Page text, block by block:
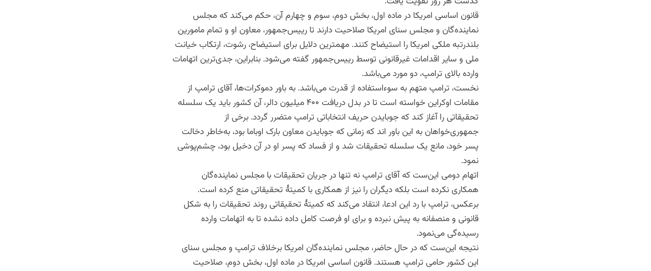
قانون اساسی امریکا در ماده اول، بخش دوم، سوم و چهارم آن، حکم می‌کند که مجلس
نماینده‌گان و مجلس سنای امریکا صلاحیت دارند تا رییس‌جمهور، معاون او و تمام مامورین
بلندرتبه ملکی امریکا را استیضاح کنند. مهمترین دلایل برای استیضاح، رشوت، ارتکاب خیانت
ملی و سایر اقدامات غیرقانونی توسط رییس‌جمهور گفته می‌شود. بنابراین، جدی‌ترین اتهامات
وارده بالای ترامپ، دو مورد می‌باشد.
نخست، ترامپ متهم به سوءاستفاده از قدرت می‌باشد. به باور دموکرات‌ها، آقای ترامپ از
مقامات اوکراین خواسته است تا در بدل دریافت ۴۰۰ میلیون دالر، آن کشور باید یک سلسله
تحقیقاتی را آغاز کند که جوبایدن حریف انتخاباتی ترامپ متضرر گردد. برخی از
جمهوری‌خواهان به این باور اند که زمانی که جوبایدن معاون بارک اوباما بود، به‌خاطر دخالت
پسر خود، مانع یک سلسله تحقیقات شد و از فساد که پسر او در آن دخیل بود، چشم‌پوشی
نمود.
اتهام دومی این‌ست که آقای ترامپ نه تنها در جریان تحقیقات با مجلس نماینده‌گان
همکاری نکرده است بلکه دیگران را نیز از همکاری با کمیتۀ تحقیقاتی منع کرده است.
برعکس، ترامپ با رد این ادعا، انتقاد می‌کند که کمیتۀ تحقیقاتی روند تحقیقات را به شکل
قانونی و منصفانه به پیش نبرده و برای او فرصت کامل داده نشده تا به اتهامات وارده
رسیده‌گی می‌نمود.
نتیجه این‌ست که در حال حاضر، مجلس نماینده‌گان امریکا برخلاف ترامپ و مجلس سنای
این کشور حامی ترامپ هستند. قانون اساسی امریکا در ماده اول، بخش دوم، صلاحیت